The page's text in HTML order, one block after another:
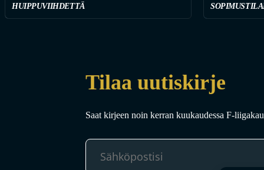
HUIPPUVIIHDETTÄ
Tilaa uutiskirje
Saat kirjeen noin kerran kuukaudessa F-